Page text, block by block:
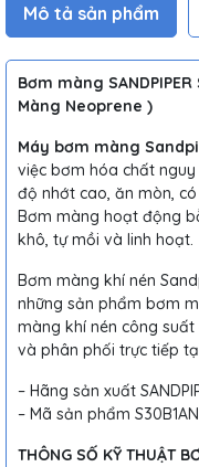
Mô tả sản phẩm
Bơm màng
Màng Neoprene )
Máy bơm màng
việc bơm hóa chất
độ nhớt cao, ăn mòn,
Bơm màng hoạt động
khô, tự mồi và linh hoạt.
Bơm màng khí nén
những sản phẩm bơm
màng khí nén công
và phân phối trực tiếp
– Hãng sản xuất
– Mã sản phẩm
THÔNG SỐ KỸ THUẬT